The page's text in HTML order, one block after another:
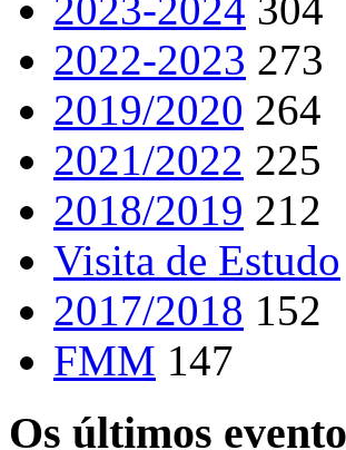
2022-2023 273
2019/2020 264
2021/2022 225
2018/2019 212
Visita de Estudo
2017/2018 152
FMM 147
Os últimos